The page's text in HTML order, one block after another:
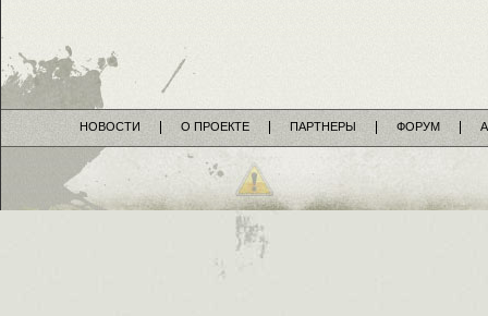
НОВОСТИ О ПРОЕКТЕ ПАРТНЕРЫ ФОРУМ